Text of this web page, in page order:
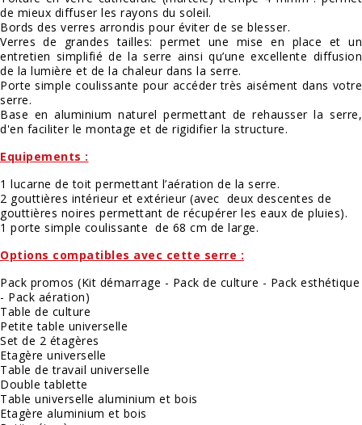
de mieux diffuser les rayons du soleil.
Bords des verres arrondis pour éviter de se blesser.
Verres de grandes tailles: permet une mise en place et un
entretien simplifié de la serre ainsi qu’une excellente diffusion
de la lumière et de la chaleur dans la serre.
Porte simple coulissante pour accéder très aisément dans votre
serre.
Base en aluminium naturel permettant de rehausser la serre,
d'en faciliter le montage et de rigidifier la structure.
Equipements :
1 lucarne de toit permettant l’aération de la serre.
2 gouttières intérieur et extérieur (avec deux descentes de
gouttières noires permettant de récupérer les eaux de pluies).
1 porte simple coulissante de 68 cm de large.
Options compatibles avec cette serre :
Pack promos (Kit démarrage - Pack de culture - Pack esthétique
- Pack aération)
Table de culture
Petite table universelle
Set de 2 étagères
Etagère universelle
Table de travail universelle
Double tablette
Table universelle aluminium et bois
Etagère aluminium et bois